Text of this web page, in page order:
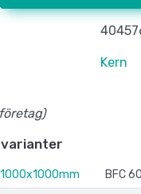
Kern
varianter
BFC